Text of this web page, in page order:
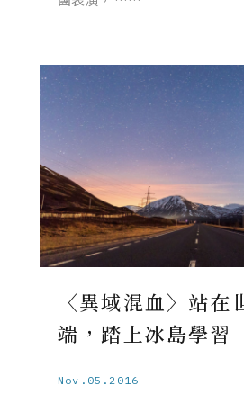
〈異域混血〉站在
端，踏上冰島學習
Nov.05.2016